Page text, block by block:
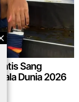
Sang
Dunia 2026